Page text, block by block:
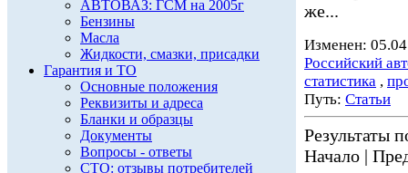
АВТОВАЗ: ГСМ на 2005г
Бензины
Масла
Жидкости, смазки, присадки
Гарантия и ТО
Основные положения
Реквизиты и адреса
Бланки и образцы
Документы
Вопросы - ответы
СТО: отзывы потребителей
же...
Изменен:
Российский
статистика ,
Путь: Статьи
Результаты
Начало |